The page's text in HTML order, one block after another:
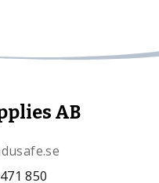
AB
850